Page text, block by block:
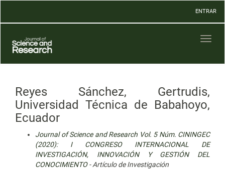
Contenido
Barra
lateral
ENTRAR
Reyes Sánchez, Gertrudis,
Universidad Técnica de Babahoyo,
Ecuador
Journal of Science and Research Vol. 5 Núm. CININGEC
(2020): I CONGRESO INTERNACIONAL DE
INVESTIGACIÓN, INNOVACIÓN Y GESTIÓN DEL
CONOCIMIENTO- Artículo de Investigación